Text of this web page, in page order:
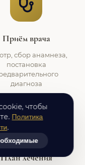
Приём врача
сбор анамнеза,
постановка
диагноза
План лечения
чтобы
Политика
.